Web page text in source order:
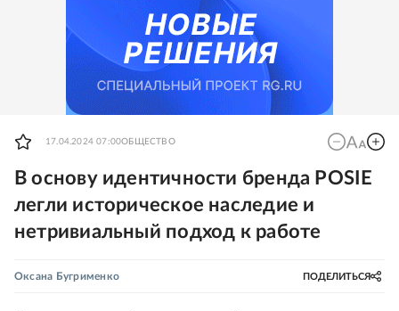
17.04.2024 07:00ОБЩЕСТВО
В основу идентичности бренда POSIE
легли историческое наследие и
нетривиальный подход к работе
Оксана Бугрименко ПОДЕЛИТЬСЯ